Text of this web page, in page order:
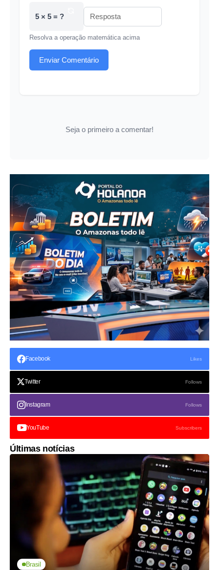
5 × 5 = ?
Resolva a operação matemática acima
Enviar Comentário
Seja o primeiro a comentar!
Facebook Likes
Twitter Follows
Instagram Follows
YouTube Subscribers
Últimas notícias
Brasil